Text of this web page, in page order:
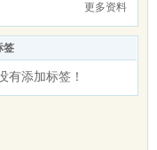
更多资料
签
有添加标签！